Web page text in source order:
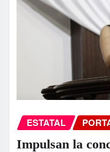
ESTATAL
Impulsan la